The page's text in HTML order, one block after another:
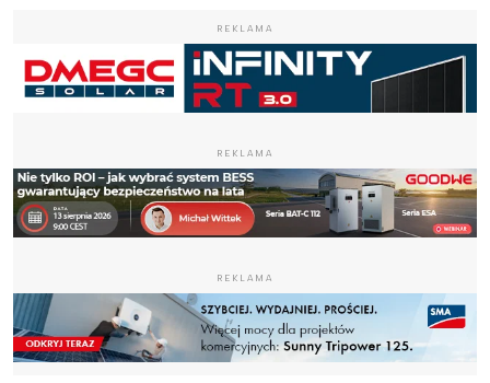
REKLAMA
REKLAMA
REKLAMA